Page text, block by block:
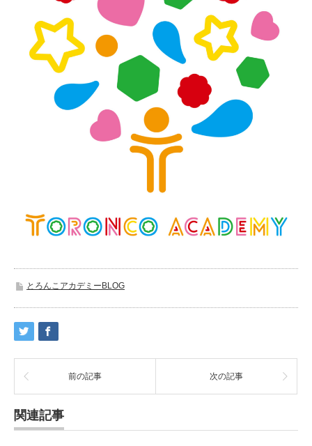
とろんこアカデミーBLOG
前の記事 次の記事
関連記事